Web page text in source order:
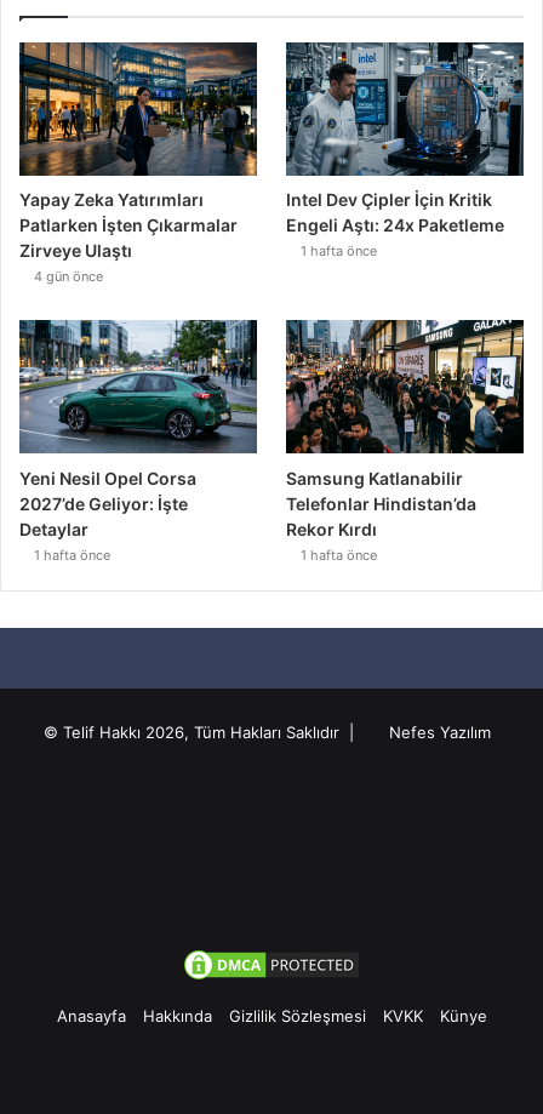
Yapay Zeka Yatırımları
Patlarken İşten Çıkarmalar
Zirveye Ulaştı
4 gün önce
Intel Dev Çipler İçin Kritik
Engeli Aştı: 24x Paketleme
1 hafta önce
Yeni Nesil Opel Corsa
2027’de Geliyor: İşte
Detaylar
1 hafta önce
Samsung Katlanabilir
Telefonlar Hindistan’da
Rekor Kırdı
1 hafta önce
© Telif Hakkı 2026, Tüm Hakları Saklıdır | Nefes Yazılım
Anasayfa Hakkında Gizlilik Sözleşmesi KVKK Künye